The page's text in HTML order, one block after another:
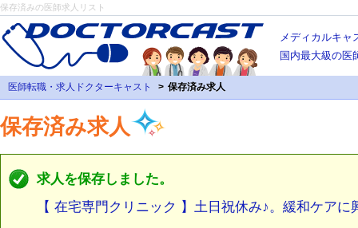
保存済みの医師求人リスト
メディカルキャ
国内最大級の医
医師転職・求人ドクターキャスト 保存済み求人
保存済み求人
求人を保存しました。
【 在宅専門クリニック 】土日祝休み♪。緩和ケア